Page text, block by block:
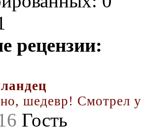
рецензии:
шедевр! Смотрел
Гость